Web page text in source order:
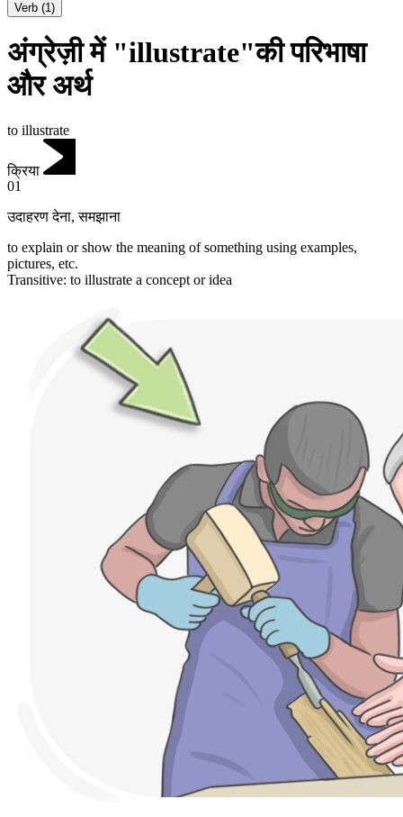
Verb (1)
अंग्रेज़ी में "illustrate"की परिभाषा
और अर्थ
to illustrate
क्रिया
01
उदाहरण देना,समझाना
to explain or show the meaning of something using examples,
pictures, etc.
Transitive: to illustrate a concept or idea